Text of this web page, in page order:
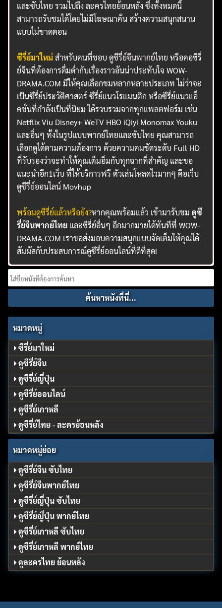
และซับไทย รวมไปถึง ละครไทยย้อนหลัง ซึ่งทั้งหมดนี้
สามารถรับชมได้โดยไม่มีโฆษณาคั่น สร้างความสนุกสนาน
แบบไม่ขาดตอน
ซีรี่ย์มาใหม่ สำหรับคนที่ชอบดูซีรี่ย์จีนพากย์ไทย หรือคอซีรี่
ย์จีนที่ต้องการดื่มด่ำกับเรื่องราวอันน่าประทับใจ WOW-
DRAMA.COM มีให้คุณเลือกชมหลากหลายประเภท ไม่ว่าจะ
เป็นซีรี่ย์ประวัติศาสตร์ ซีรี่ย์แนวโรแมนติก หรือซีรี่ย์แนวแอ็
คชั่นที่กำลังเป็นที่นิยม ได้รวบรวมจากทุกแพลตฟอร์ม เช่น
Netflix Viu Disney+ WeTV HBO iQiyi Monomax Youku
และอื่นๆ ทั้งในรูปแบบพากย์ไทยและซับไทย คุณสามารถ
เลือกดูได้ตามความต้องการ ด้วยความคมชัดระดับ Full HD
ที่รับรองว่าจะทำให้คุณเต็มอิ่มกับทุกฉากที่สำคัญ และขอ
แนะนำอีก1เว็บ ที่ให้บริการฟรี ตัวเล่นโหลดไวมากๆ คือเว็บ
ดูซีรี่ย์ออนไลน์ Movhup
พร้อมดูซีรี่ย์แล้วหรือยัง?หากคุณพร้อมแล้ว เข้ามารับชมดูซี
รี่ย์จีนพากย์ไทย และซีรี่ย์อื่นๆ อีกมากมายได้ทันทีที่ WOW-
DRAMA.COM เราขอส่งมอบความสนุกแบบจัดเต็มให้คุณได้
สัมผัสกับประสบการณ์ดูซีรี่ย์ออนไลน์ที่ดีที่สุด!
Search
for:
หมวดหมู่
ซีรี่ย์มาใหม่
ดูซีรี่ย์จีน
ดูซีรี่ย์ญี่ปุ่น
ดูซีรี่ย์ออนไลน์
ดูซีรี่ย์เกาหลี
ดูซีรี่ย์ไทย - ละครย้อนหลัง
หมวดหมู่ย่อย
ดูซีรี่ย์จีน ซับไทย
ดูซีรี่ย์จีนพากย์ไทย
ดูซีรี่ย์ญี่ปุ่น ซับไทย
ดูซีรี่ย์ญี่ปุ่น พากย์ไทย
ดูซีรี่ย์เกาหลี ซับไทย
ดูซีรี่ย์เกาหลี พากย์ไทย
ดูละครไทย ย้อนหลัง